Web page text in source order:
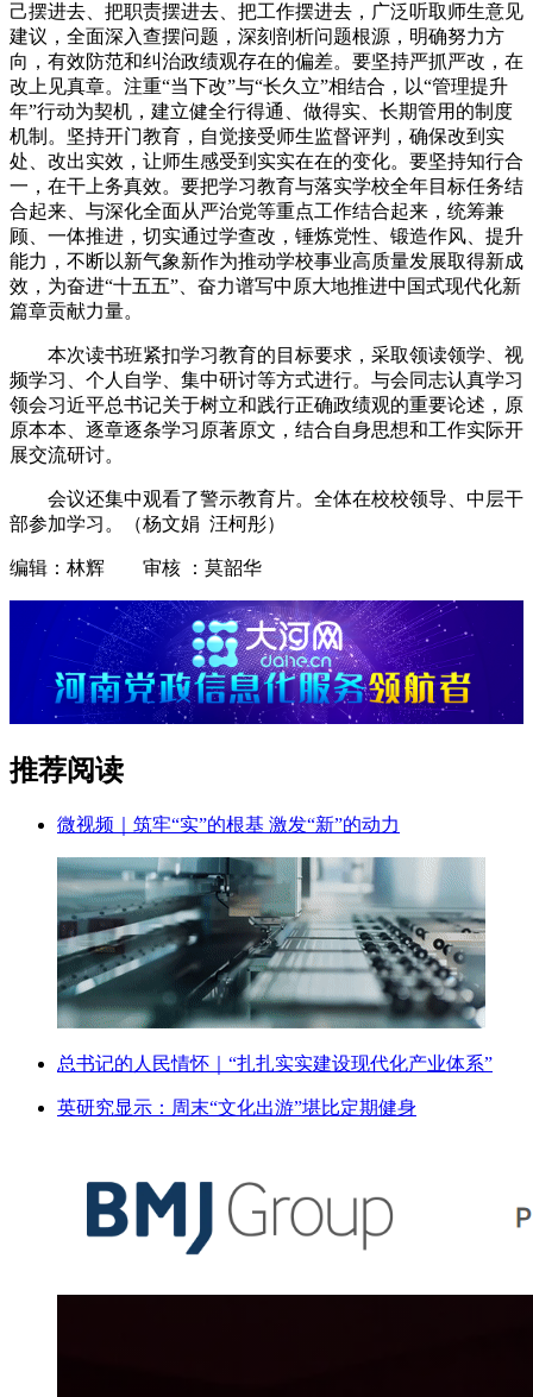
己摆进去、把职责摆进去、把工作摆进去，广泛听取师生意见
建议，全面深入查摆问题，深刻剖析问题根源，明确努力方
向，有效防范和纠治政绩观存在的偏差。要坚持严抓严改，在
改上见真章。注重“当下改”与“长久立”相结合，以“管理提升
年”行动为契机，建立健全行得通、做得实、长期管用的制度
机制。坚持开门教育，自觉接受师生监督评判，确保改到实
处、改出实效，让师生感受到实实在在的变化。要坚持知行合
一，在干上务真效。要把学习教育与落实学校全年目标任务结
合起来、与深化全面从严治党等重点工作结合起来，统筹兼
顾、一体推进，切实通过学查改，锤炼党性、锻造作风、提升
能力，不断以新气象新作为推动学校事业高质量发展取得新成
效，为奋进“十五五”、奋力谱写中原大地推进中国式现代化新
篇章贡献力量。
本次读书班紧扣学习教育的目标要求，采取领读领学、视
频学习、个人自学、集中研讨等方式进行。与会同志认真学习
领会习近平总书记关于树立和践行正确政绩观的重要论述，原
原本本、逐章逐条学习原著原文，结合自身思想和工作实际开
展交流研讨。
会议还集中观看了警示教育片。全体在校校领导、中层干
部参加学习。（杨文娟 汪柯彤）
编辑：林辉 审核 ：莫韶华
推荐阅读
微视频｜筑牢“实”的根基 激发“新”的动力
总书记的人民情怀｜“扎扎实实建设现代化产业体系”
英研究显示：周末“文化出游”堪比定期健身